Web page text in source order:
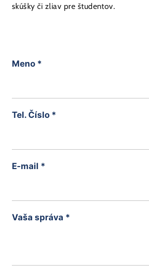
skúšky či zliav pre študentov.
Meno *
Tel. Číslo *
E-mail *
Vaša správa *